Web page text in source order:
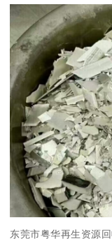
东莞市粤华再生资源